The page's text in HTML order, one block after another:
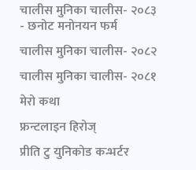
चालीस मुनिका चालीस- २०८३
- छनोट मनोनयन फर्म
चालीस मुनिका चालीस- २०८२
चालीस मुनिका चालीस- २०८१
मेरो कथा
फ्रन्टलाइन हिरोज्
प्रीति टु युनिकोड कन्भर्टर